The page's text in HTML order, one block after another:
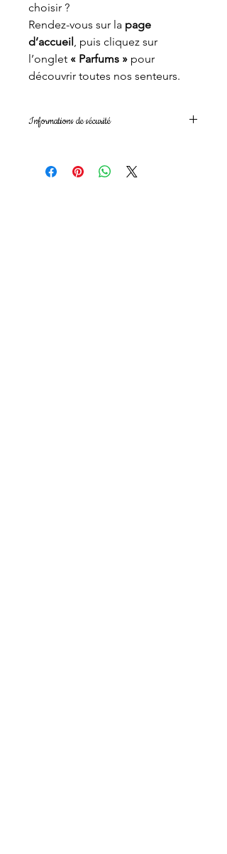
choisir ?
Rendez-vous sur la page
d’accueil, puis cliquez sur
l’onglet « Parfums » pour
découvrir toutes nos senteurs.
Informations de sécurité
prudence et allergènes varient selon
le parfum choisi.